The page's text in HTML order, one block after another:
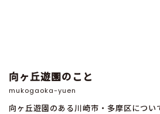
向ヶ丘遊園のこと
mukogaoka-yuen
向ヶ丘遊園のある川崎市・多摩区につい